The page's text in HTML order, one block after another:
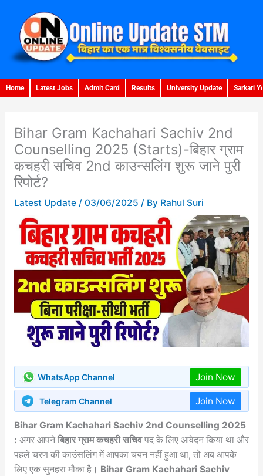
content
Home Latest Jobs Admit Card Results University Update Sarkari
Bihar Gram Kachahari Sachiv 2nd
Counselling 2025 (Starts)-बिहार ग्राम
कचहरी सचिव 2nd काउन्सलिंग शुरू जाने पुरी
रिपोर्ट?
Latest Update/ 03/06/2025 / By Rahul Suri
WhatsApp Channel Join Now
Telegram Channel Join Now
Bihar Gram Kachahari Sachiv 2nd Counselling 2025
: अगर आपनेबिहार ग्राम कचहरी सचिवपद के लिए आवेदन किया था और
पहले चरण की काउंसलिंग में आपका चयन नहीं हुआ था, तो अब आपके
लिए एक सुनहरा मौका है। Bihar Gram Kachahari Sachiv